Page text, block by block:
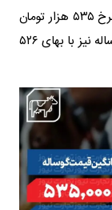
ببشترین قیمت گوساله هم در تهران و مرکزی با نرخ ۵۳۵ هزار تومان
خرید و فروش می‌شود. همچنین کمترین نرخ گوساله نیز با بهای ۵۲۶